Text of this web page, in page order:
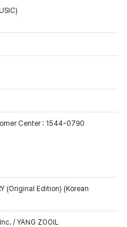
Center : 1544-0790
(Original Edition) (Korean
/ YANG ZOOIL